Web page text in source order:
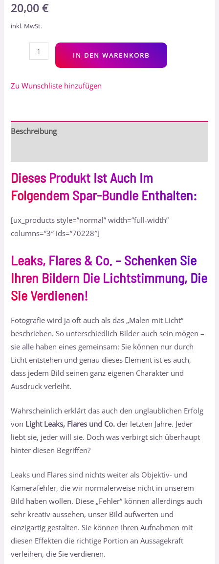
20,00€
inkl. MwSt.
IN DEN WARENKORB
Zu Wunschliste hinzufügen
Beschreibung
Dieses Produkt Ist Auch Im
Folgendem Spar-Bundle Enthalten:
[ux_products style=”normal” width=”full-width”
columns=”3″ ids=”70228″]
Leaks, Flares & Co. – Schenken Sie
Ihren Bildern Die Lichtstimmung, Die
Sie Verdienen!
Fotografie wird ja oft auch als das „Malen mit Licht“
beschrieben. So unterschiedlich Bilder auch sein mögen –
sie alle haben eines gemeinsam: Sie können nur durch
Licht entstehen und genau dieses Element ist es auch,
dass jedem Bild seinen ganz eigenen Charakter und
Ausdruck verleiht.
Wahrscheinlich erklärt das auch den unglaublichen Erfolg
von Light Leaks, Flares und Co. der letzten Jahre. Jeder
liebt sie, jeder will sie. Doch was verbirgt sich überhaupt
hinter diesen Begriffen?
Leaks und Flares sind nichts weiter als Objektiv- und
Kamerafehler, die wir normalerweise nicht in unserem
Bild haben wollen. Diese „Fehler“ können allerdings auch
sehr kreativ aussehen, unser Bild aufwerten und
einzigartig gestalten. Sie können Ihren Aufnahmen mit
diesen Effekten die richtige Portion an Aussagekraft
verleihen, die Sie verdienen.